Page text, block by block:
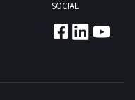
SOCIAL